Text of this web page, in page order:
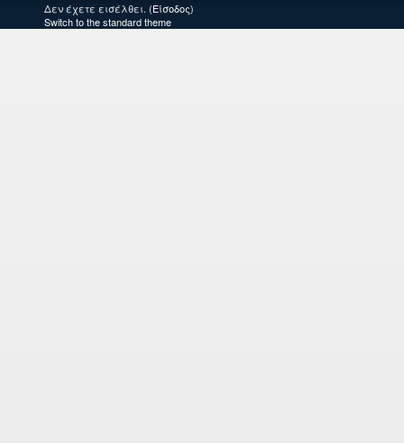
Δεν έχετε εισέλθει. (Είσοδος)
Switch to the standard theme